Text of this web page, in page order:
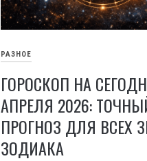
РАЗНОЕ
ГОРОСКОП НА
АПРЕЛЯ 2026:
ПРОГНОЗ ДЛЯ ВСЕХ
ЗОДИАКА